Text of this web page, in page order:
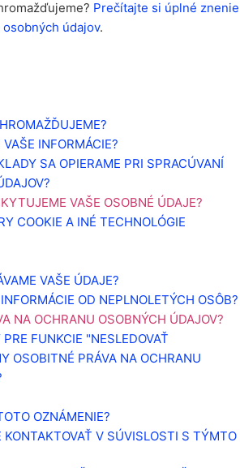
Prečítajte si úplné znenie
údajov.
INFORMÁCIE?
SA OPIERAME PRI SPRACÚVANÍ
VAŠE OSOBNÉ ÚDAJE?
COOKIE A INÉ TECHNOLÓGIE
VAŠE ÚDAJE?
OD NEPLNOLETÝCH OSÔB?
NA OCHRANU OSOBNÝCH ÚDAJOV?
FUNKCIE "NESLEDOVAŤ
OSOBITNÉ PRÁVA NA OCHRANU
OZNÁMENIE?
KONTAKTOVAŤ V SÚVISLOSTI S TÝMTO